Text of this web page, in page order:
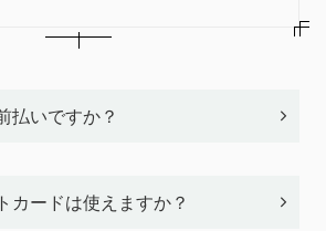
払いですか？
カードは使えますか？